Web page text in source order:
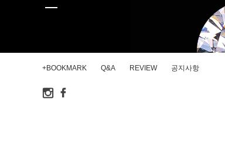
+BOOKMARK Q&A REVIEW 공지사항